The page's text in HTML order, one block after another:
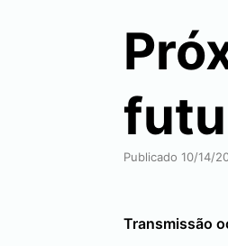
Publicado 10/14/
Transmissão